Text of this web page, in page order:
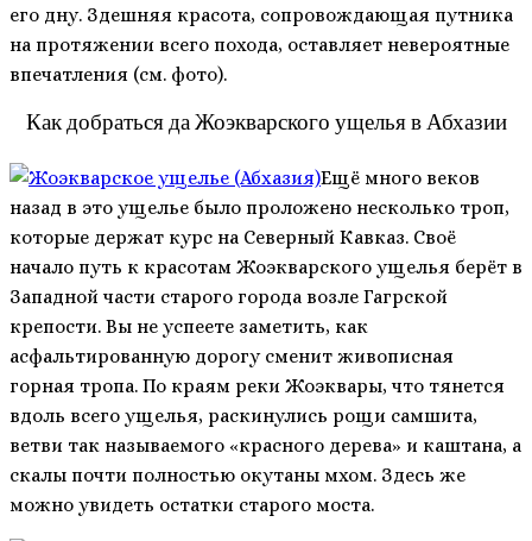
его дну. Здешняя красота, сопровождающая путника
на протяжении всего похода, оставляет невероятные
впечатления (см. фото).
Как добраться да Жоэкварского ущелья в Абхазии
Ещё много веков
назад в это ущелье было проложено несколько троп,
которые держат курс на Северный Кавказ. Своё
начало путь к красотам Жоэкварского ущелья берёт в
Западной части старого города возле Гагрской
крепости. Вы не успеете заметить, как
асфальтированную дорогу сменит живописная
горная тропа. По краям реки Жоэквары, что тянется
вдоль всего ущелья, раскинулись рощи самшита,
ветви так называемого «красного дерева» и каштана, а
скалы почти полностью окутаны мхом. Здесь же
можно увидеть остатки старого моста.